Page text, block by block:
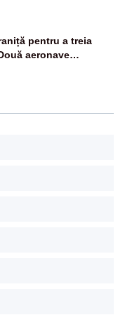
pentru a treia
aeronave
au fost ridicate de la